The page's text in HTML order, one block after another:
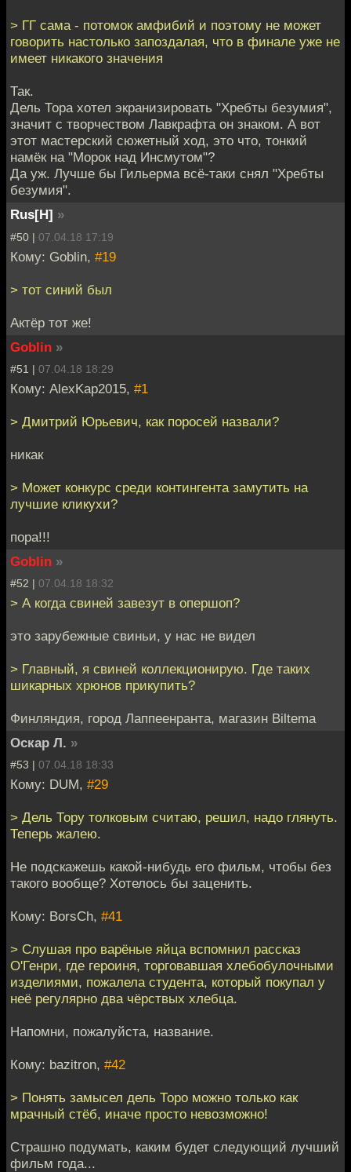
> ГГ сама - потомок амфибий и поэтому не может
говорить настолько запоздалая, что в финале уже не
имеет никакого значения
Так.
Дель Тора хотел экранизировать "Хребты безумия",
значит с творчеством Лавкрафта он знаком. А вот
этот мастерский сюжетный ход, это что, тонкий
намёк на "Морок над Инсмутом"?
Да уж. Лучше бы Гильерма всё-таки снял "Хребты
безумия".
Rus[H] »
#50 | 07.04.18 17:19
Кому: Goblin, #19
> тот синий был
Актёр тот же!
Goblin »
#51 | 07.04.18 18:29
Кому: AlexKap2015, #1
> Дмитрий Юрьевич, как поросей назвали?
никак
> Может конкурс среди контингента замутить на
лучшие кликухи?
пора!!!
Goblin »
#52 | 07.04.18 18:32
> А когда свиней завезут в опершоп?
это зарубежные свиньи, у нас не видел
> Главный, я свиней коллекционирую. Где таких
шикарных хрюнов прикупить?
Финляндия, город Лаппеенранта, магазин Biltema
Оскар Л. »
#53 | 07.04.18 18:33
Кому: DUM, #29
> Дель Тору толковым считаю, решил, надо глянуть.
Теперь жалею.
Не подскажешь какой-нибудь его фильм, чтобы без
такого вообще? Хотелось бы заценить.
Кому: BorsCh, #41
> Слушая про варёные яйца вспомнил рассказ
О'Генри, где героиня, торговавшая хлебобулочными
изделиями, пожалела студента, который покупал у
неё регулярно два чёрствых хлебца.
Напомни, пожалуйста, название.
Кому: bazitron, #42
> Понять замысел дель Торо можно только как
мрачный стёб, иначе просто невозможно!
Страшно подумать, каким будет следующий лучший
фильм года...